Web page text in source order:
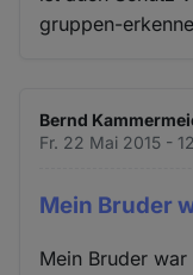
gruppen-
Bernd
Fr. 22 Mai 2015 -
Mein Bruder
Mein Bruder